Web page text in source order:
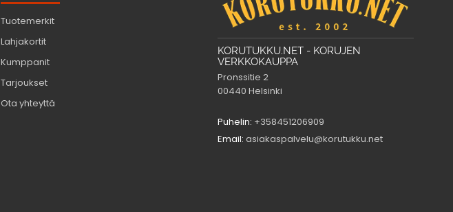
Tuotemerkit
Lahjakortit
Kumppanit
Tarjoukset
Ota yhteyttä
KORUTUKKU.NET - KORUJEN
VERKKOKAUPPA
Pronssitie 2
00440 Helsinki
Puhelin: +358451206909
Email: asiakaspalvelu@korutukku.net